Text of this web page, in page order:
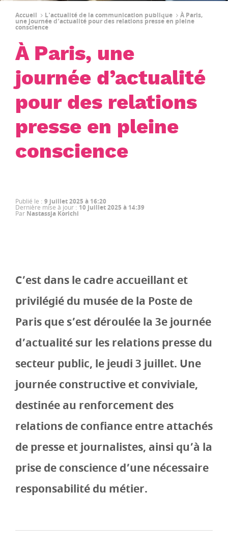
Accueil L'actualité de la communication publique À Paris,
une journée d’actualité pour des relations presse en pleine
conscience
À Paris, une
journée d’actualité
pour des relations
presse en pleine
conscience
Publié le : 9 juillet 2025 à 16:20
Dernière mise à jour : 10 juillet 2025 à 14:39
Par Nastassja Korichi
C’est dans le cadre accueillant et
privilégié du musée de la Poste de
Paris que s’est déroulée la 3e journée
d’actualité sur les relations presse du
secteur public, le jeudi 3 juillet. Une
journée constructive et conviviale,
destinée au renforcement des
relations de confiance entre attachés
de presse et journalistes, ainsi qu’à la
prise de conscience d’une nécessaire
responsabilité du métier.